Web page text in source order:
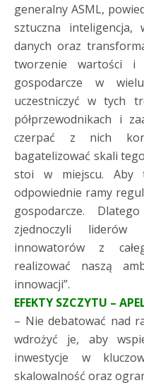
generalny ASML,
sztuczna inteligencja,
danych oraz
tworzenie wartości i
gospodarcze w
uczestniczyć w tych
półprzewodnikach i
czerpać z nich
bagatelizować skali
stoi w miejscu. Aby
odpowiednie ramy
gospodarcze.
zjednoczyli liderów
innowatorów z
realizować naszą
innowacji”.
EFEKTY SZCZYTU –
– Nie debatować nad
wdrożyć je, aby
inwestycje w
skalowalność oraz